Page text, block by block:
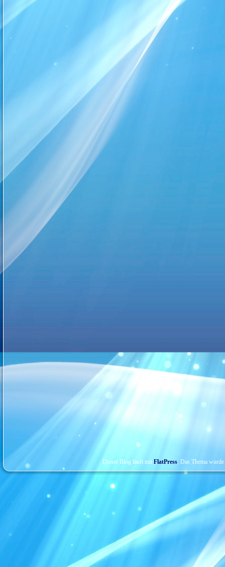
Dieser Blog läuft mit FlatPress. Das Thema